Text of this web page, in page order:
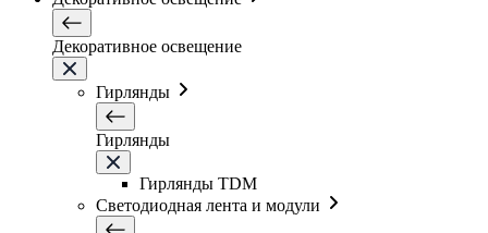
Декоративное освещение
Гирлянды
Гирлянды
Гирлянды TDM
Светодиодная лента и модули